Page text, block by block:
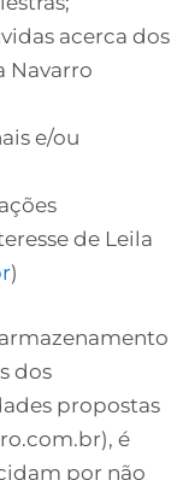
acerca dos
Navarro
e/ou
de Leila
)
dos
propostas
é
por não